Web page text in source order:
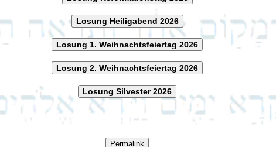
Losung Heiligabend 2026
Losung 1. Weihnachtsfeiertag 2026
Losung 2. Weihnachtsfeiertag 2026
Losung Silvester 2026
Permalink